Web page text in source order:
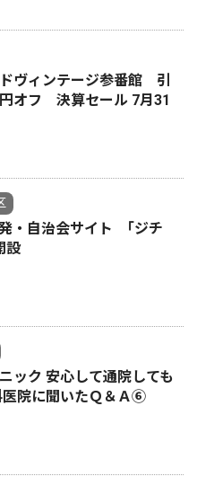
ヴィンテージ参番館 引
オフ 決算セール 7月31
・自治会サイト ｢ジチ
設
ック 安心して通院しても
医院に聞いたＱ＆Ａ⑥